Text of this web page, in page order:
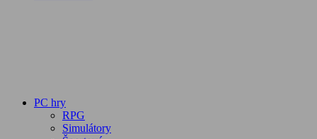
PC hry
RPG
Simulátory